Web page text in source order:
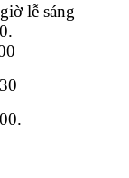
lễ sáng